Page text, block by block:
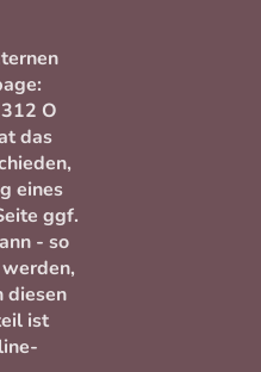
O
das
eines
ggf.
- so
diesen
ist